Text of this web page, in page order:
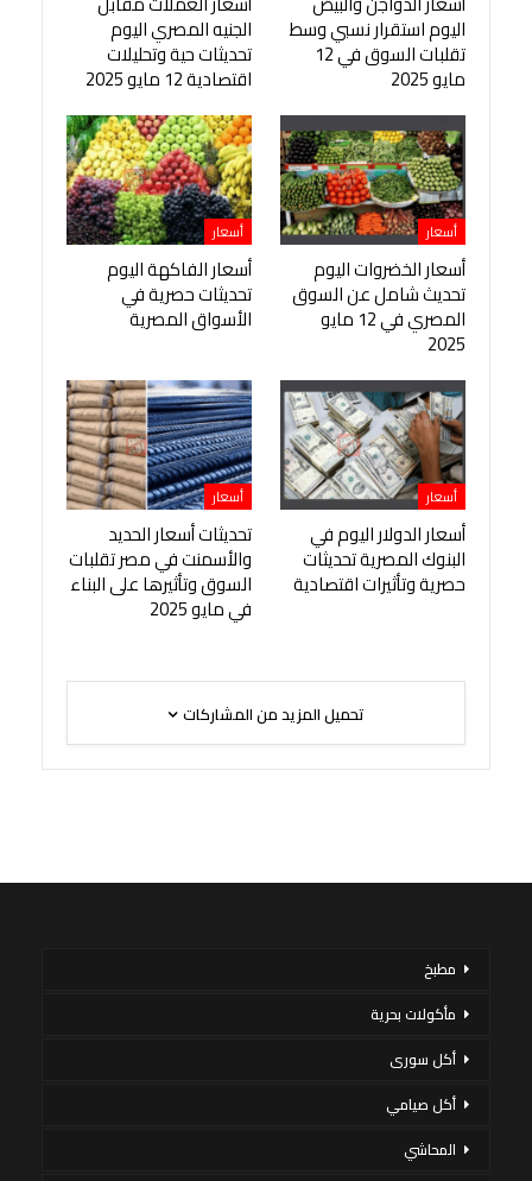
اليوم استقرار نسبي وسط
تقلبات السوق في 12
مايو 2025
الجنيه المصري اليوم
تحديثات حية وتحليلات
اقتصادية 12 مايو 2025
أسعار
أسعار الخضروات اليوم
تحديث شامل عن السوق
المصري في 12 مايو
2025
أسعار
أسعار الفاكهة اليوم
تحديثات حصرية في
الأسواق المصرية
أسعار
أسعار الدولار اليوم في
البنوك المصرية تحديثات
حصرية وتأثيرات اقتصادية
أسعار
تحديثات أسعار الحديد
والأسمنت في مصر تقلبات
السوق وتأثيرها على البناء
في مايو 2025
تحميل المزيد من المشاركات
مطبخ
مأكولات بحرية
أكل سورى
أكل صيامي
المحاشي